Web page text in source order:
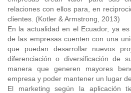
relaciones con ellos para, en
clientes. (Kotler & Armstrong, 2013)
En la actualidad en el Ecuador, ya
de las empresas cuenten con una
que puedan desarrollar nuevos
diferenciación o diversificación de
manera que generen mayores
empresa y poder mantener un lugar
El marketing según la aplicación